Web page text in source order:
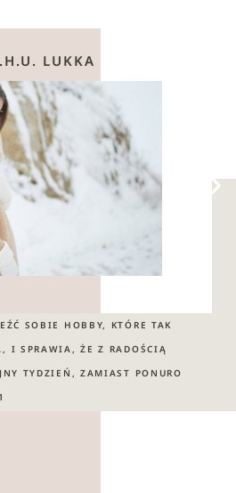
SOBIE HOBBY, KTÓRE TAK
I SPRAWIA, ŻE Z RADOŚCIĄ
TYDZIEŃ, ZAMIAST PONURO
LUKKA